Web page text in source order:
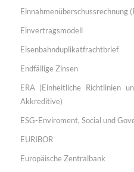
Einnahmenüberschussrechnung
Einvertragsmodell
Eisenbahnduplikatfrachtbrief
Endfällige Zinsen
ERA (Einheitliche Richtlinien
Akkreditive)
ESG-Enviroment, Social und
EURIBOR
Europäische Zentralbank